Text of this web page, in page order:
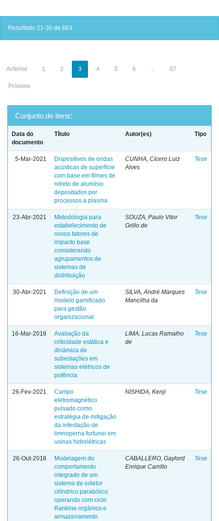
Resultado 21-30 de 663.
Anterior 1 2 3 4 5 6 ... 67
Próximo
Conjunto de itens:
Data do
documento
Título Autor(es) Tipo
5-Mar-2021
Dispositivos de ondas
acústicas de superfície
com base em filmes de
nitreto de alumínio
depositados por
processos a plasma
CUNHA, Cícero Luiz
Alves
Tese
23-Abr-2021
Metodologia para
estabelecimento de
novos fatores de
impacto base
considerando
agrupamentos de
sistemas de
distribuição
SOUZA, Paulo Vitor
Grillo de
Tese
30-Abr-2021
Definição de um
modelo gamificado
para gestão
organizacional
SILVA, André Marques
Mancilha da
Tese
16-Mar-2018
Avaliação da
criticidade estática e
dinâmica de
subestações em
sistemas elétricos de
potência
LIMA, Lucas Ramalho
de
Tese
26-Fev-2021
Campo
eletromagnético
pulsado como
estratégia de mitigação
da infestação de
limnoperna fortunei em
usinas hidrelétricas
NISHIDA, Kenji Tese
26-Out-2018
Modelagem do
comportamento
integrado de um
sistema de coletor
cilíndrico parabólico
operando com ciclo
Rankine orgânico e
armazenamento
CABALLERO, Gaylord
Enrique Carrillo
Tese